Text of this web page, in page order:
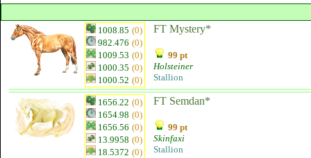
1008.85 (0)
982.476 (0)
1009.53 (0)
1000.35 (0)
1000.52 (0)
FT Mystery*
99 pt
Holsteiner
Stallion
1656.22 (0)
1654.98 (0)
1656.56 (0)
13.9958 (0)
18.5372 (0)
FT Semdan*
99 pt
Skinfaxi
Stallion